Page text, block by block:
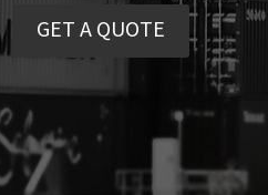
GET A QUOTE